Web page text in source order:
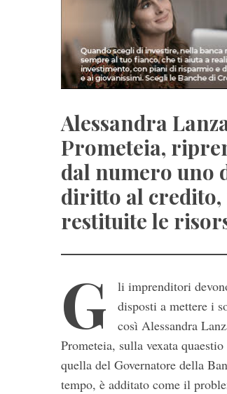
Alessandra
Prometeia,
dal numero uno
diritto al credito,
restituite le
G
li imprenditori
disposti a mettere i
così Alessandra
Prometeia, sulla vexata
quella del Governatore della
tempo, è additato come il